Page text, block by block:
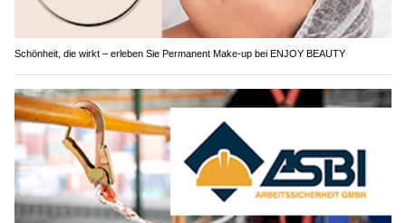
Schönheit, die wirkt – erleben Sie Permanent Make-up bei ENJOY BEAUTY